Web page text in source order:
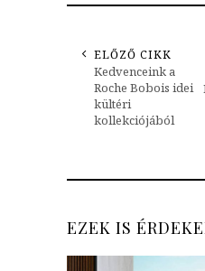
ELŐZŐ CIKK
Kedvenceink a
Roche Bobois idei
kültéri
kollekciójából
EZEK IS